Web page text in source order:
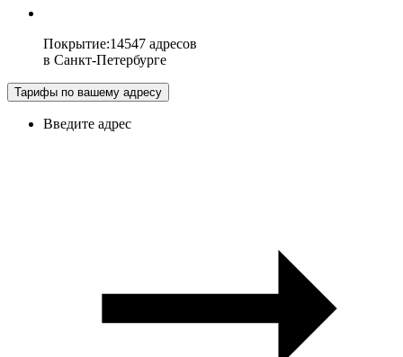
Покрытие:14547 адресов
в Санкт-Петербурге
Тарифы по вашему адресу
Введите адрес